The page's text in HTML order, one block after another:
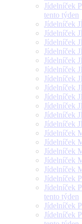
Jídelníček
tento týden
Jídelníček
Jídelníček
Jídelníček
Jídelníček
Jídelníček
Jídelníček
Jídelníček
Jídelníček
Jídelníček
Jídelníček
Jídelníček
Jídelníček
Jídelníček
Jídelníček
Jídelníček
Jídelníček
Jídelníček
Jídelníček
Jídelníček
tento týden
Jídelníček
Jídelníček